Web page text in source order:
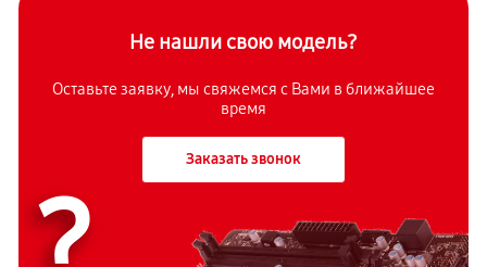
Не нашли свою модель?
Оставьте заявку, мы свяжемся с Вами в ближайшее
время
Заказать звонок